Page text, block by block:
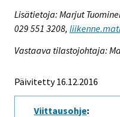
Lisätietoja: Marjut
029 551 3208,
Vastaava tilastojohtaja:
Päivitetty 16.12.2016
Viittausohje: